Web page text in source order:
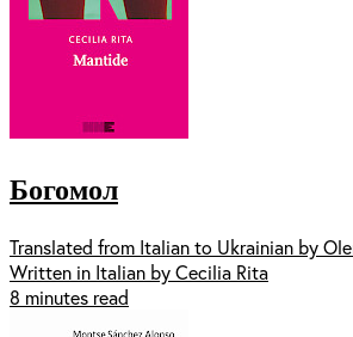
Богомол
Translated from Italian to Ukrainian by
Written in Italian by Cecilia Rita
8 minutes read